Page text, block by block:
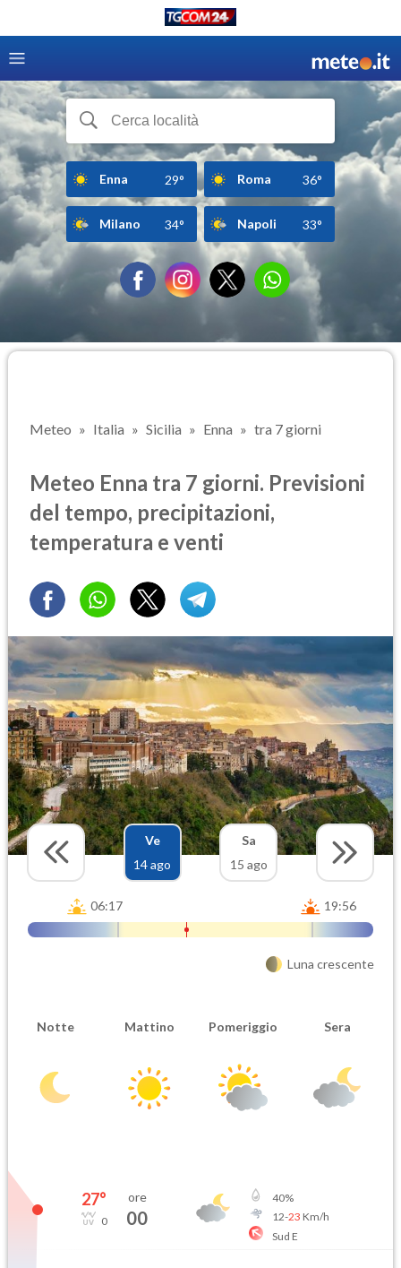
Enna 29° Roma 36°
Milano 34° Napoli 33°
Meteo Italia Sicilia Enna tra 7 giorni
Meteo Enna tra 7 giorni. Previsioni
del tempo, precipitazioni,
temperatura e venti
Ve
14 ago
Sa
15 ago
06:17 19:56
Luna crescente
Notte Mattino Pomeriggio Sera
27°
0
ore
00
40%
12-23 Km/h
Sud E